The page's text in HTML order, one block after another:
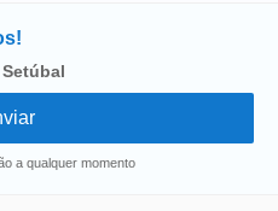
Setúbal
a qualquer momento